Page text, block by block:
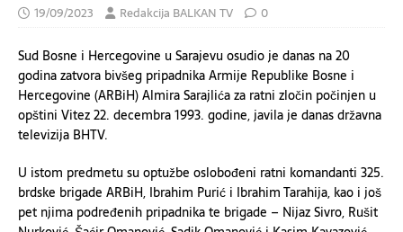
19/09/2023 Redakcija BALKAN TV 0
Sud Bosne i Hercegovine u Sarajevu osudio je danas na 20
godina zatvora bivšeg pripadnika Armije Republike Bosne i
Hercegovine (ARBiH) Almira Sarajlića za ratni zločin počinjen u
opštini Vitez 22. decembra 1993. godine, javila je danas državna
televizija BHTV.
U istom predmetu su optužbe oslobođeni ratni komandanti 325.
brdske brigade ARBiH, Ibrahim Purić i Ibrahim Tarahija, kao i još
pet njima podređenih pripadnika te brigade – Nijaz Sivro, Rušit